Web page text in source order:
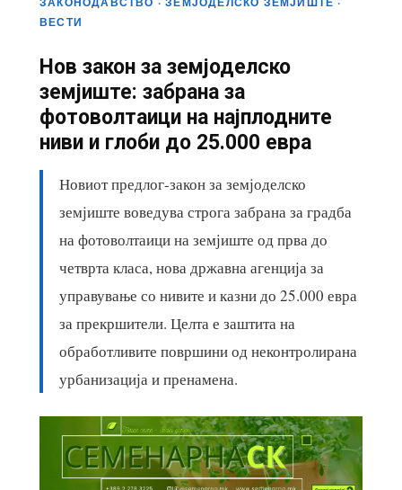
ВЕСТИ
Нов закон за земјоделско
земјиште: забрана за
фотоволтаици на најплодните
ниви и глоби до 25.000 евра
Новиот предлог-закон за земјоделско
земјиште воведува строга забрана за градба
на фотоволтаици на земјиште од прва до
четврта класа, нова државна агенција за
управување со нивите и казни до 25.000 евра
за прекршители. Целта е заштита на
обработливите површини од неконтролирана
урбанизација и пренамена.